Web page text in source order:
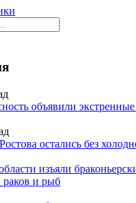
объявили
остались без
изъяли
раков и рыб